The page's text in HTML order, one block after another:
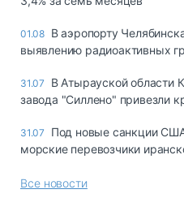
01.08 В аэропорту
выявлению радиоактивных
31.07
В Атырауской области
завода "Силлено" привезли
31.07
Под новые санкции
морские перевозчики
Все новости